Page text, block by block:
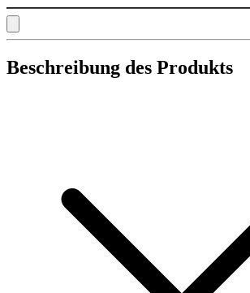
Beschreibung des Produkts